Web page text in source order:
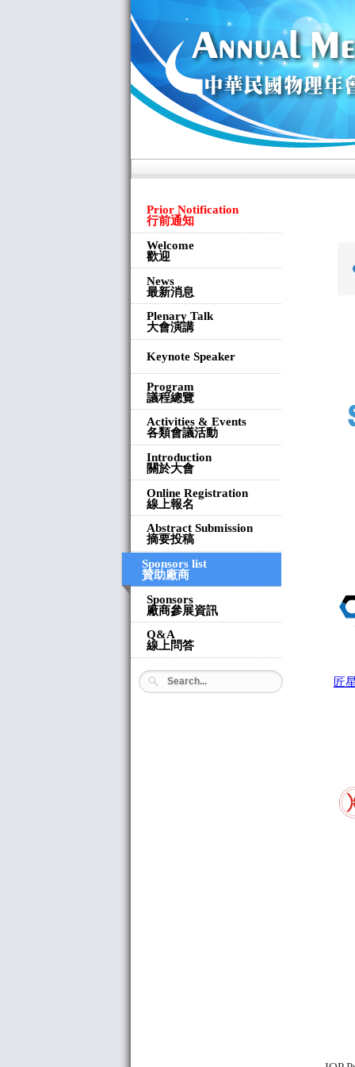
Prior Notification
行前通知
Welcome
歡迎
News
最新消息
Plenary Talk
大會演講
Keynote Speaker
Program
議程總覽
Activities & Events
各類會議活動
Introduction
關於大會
Online Registration
線上報名
Abstract Submission
摘要投稿
Sponsors list
贊助廠商
Sponsors
廠商參展資訊
Q&A
線上問答
匠